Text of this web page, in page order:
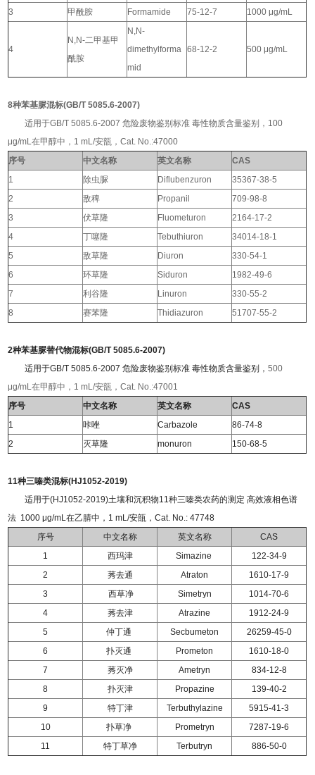
3 甲酰胺 Formamide 75-12-7 1000 μg/mL
4
N,N-二甲基甲
酰胺
N,N-
dimethylforma
mid
68-12-2 500 μg/mL
8种苯基脲混标(GB/T 5085.6-2007)
适用于GB/T 5085.6-2007 危险废物鉴别标准 毒性物质含量鉴别， 100
μg/mL在甲醇中，1 mL/安瓿，Cat. No.:47000
序号
中文名称 英文名称
CAS
1
除虫脲 Diflubenzuron
35367-38-5
2
敌稗 Propanil
709-98-8
3
伏草隆 Fluometuron
2164-17-2
4
丁噻隆 Tebuthiuron
34014-18-1
5
敌草隆 Diuron
330-54-1
6
环草隆 Siduron
1982-49-6
7
利谷隆 Linuron
330-55-2
8
赛苯隆 Thidiazuron 51707-55-2
2种苯基脲替代物混标(GB/T 5085.6-2007)
适用于GB/T 5085.6-2007 危险废物鉴别标准 毒性物质含量鉴别，500
μg/mL在甲醇中，1 mL/安瓿，Cat. No.:47001
序号
中文名称 英文名称
CAS
1
咔唑 Carbazole
86-74-8
2
灭草隆 monuron 150-68-5
11种三嗪类混标(HJ1052-2019)
适用于(HJ1052-2019)土壤和沉积物11种三嗪类农药的测定 高效液相色谱
法 1000 μg/mL在乙腈中，1 mL/安瓿，Cat. No.: 47748
序号
中文名称 英文名称
CAS
1
西玛津 Simazine
122-34-9
2
莠去通 Atraton
1610-17-9
3
西草净 Simetryn
1014-70-6
4
莠去津 Atrazine
1912-24-9
5
仲丁通 Secbumeton
26259-45-0
6
扑灭通 Prometon
1610-18-0
7
莠灭净 Ametryn
834-12-8
8
扑灭津 Propazine
139-40-2
9
特丁津 Terbuthylazine
5915-41-3
10
扑草净 Prometryn
7287-19-6
11
特丁草净 Terbutryn 886-50-0